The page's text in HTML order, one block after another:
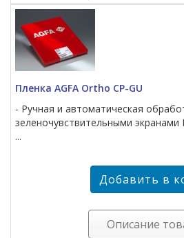
Пленка AGFA Ortho CP-GU
- Ручная и автоматическая
зеленочувствительными экранами
...
Описание